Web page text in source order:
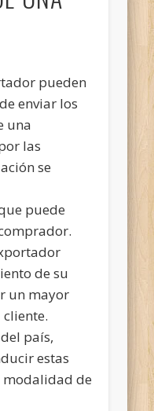
pueden
enviar los
una
las
se
puede
de su
un mayor
país,
estas
modalidad de